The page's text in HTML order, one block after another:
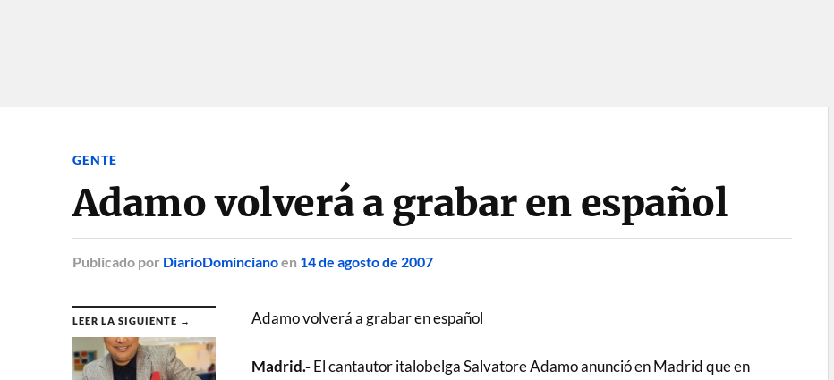
GENTE
Adamo volverá a grabar en español
Publicado por DiarioDomincianoen 14 de agosto de 2007
LEER LA SIGUIENTE → Adamo volverá a grabar en español
Madrid.-El cantautor italobelga Salvatore Adamo anunció en Madrid que en